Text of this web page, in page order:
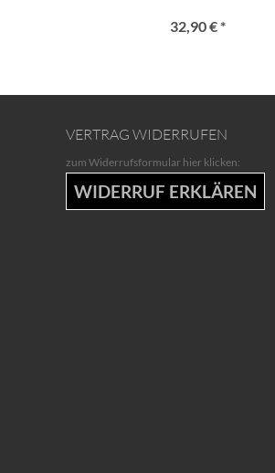
32,90 € *
VERTRAG WIDERRUFEN
zum Widerrufsformular hier klicken:
WIDERRUF ERKLÄREN